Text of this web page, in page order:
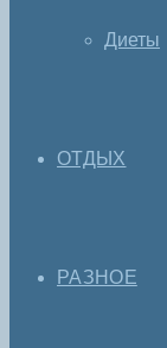
Диеты
ОТДЫХ
РАЗНОЕ